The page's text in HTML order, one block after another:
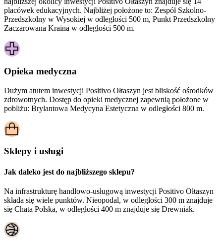
placówek edukacyjnych. Najbliżej położone to: Zespół Szkolno-
Przedszkolny w Wysokiej w odległości 500 m, Punkt Przedszkolny
Zaczarowana Kraina w odległości 500 m.
Opieka medyczna
Dużym atutem inwestycji Positivo Ołtaszyn jest bliskość ośrodków
zdrowotnych. Dostęp do opieki medycznej zapewnią położone w
pobliżu: Brylantowa Medycyna Estetyczna w odległości 800 m.
Sklepy i usługi
Jak daleko jest do najbliższego sklepu?
Na infrastrukturę handlowo-usługową inwestycji Positivo Ołtaszyn
składa się wiele punktów. Nieopodal, w odległości 300 m znajduje
się Chata Polska, w odległości 400 m znajduje się Drewniak.